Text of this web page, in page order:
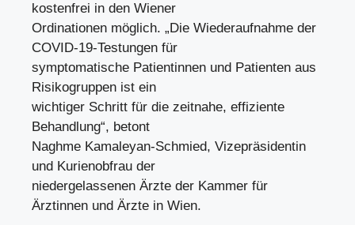
kostenfrei in den Wiener
Ordinationen möglich. „Die Wiederaufnahme der
COVID-19-Testungen für
symptomatische Patientinnen und Patienten aus
Risikogruppen ist ein
wichtiger Schritt für die zeitnahe, effiziente
Behandlung“, betont
Naghme Kamaleyan-Schmied, Vizepräsidentin
und Kurienobfrau der
niedergelassenen Ärzte der Kammer für
Ärztinnen und Ärzte in Wien.